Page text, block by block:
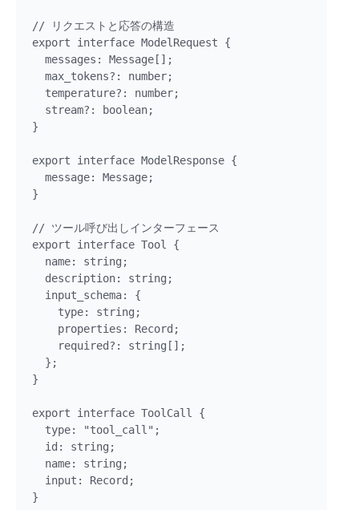
// リクエストと応答の構造
export interface ModelRequest {
  messages: Message[];
  max_tokens?: number;
  temperature?: number;
  stream?: boolean;
}
export interface ModelResponse {
  message: Message;
}
// ツール呼び出しインターフェース
export interface Tool {
  name: string;
  description: string;
  input_schema: {
    type: string;
    properties: Record;
    required?: string[];
  };
}
export interface ToolCall {
  type: "tool_call";
  id: string;
  name: string;
  input: Record;
}